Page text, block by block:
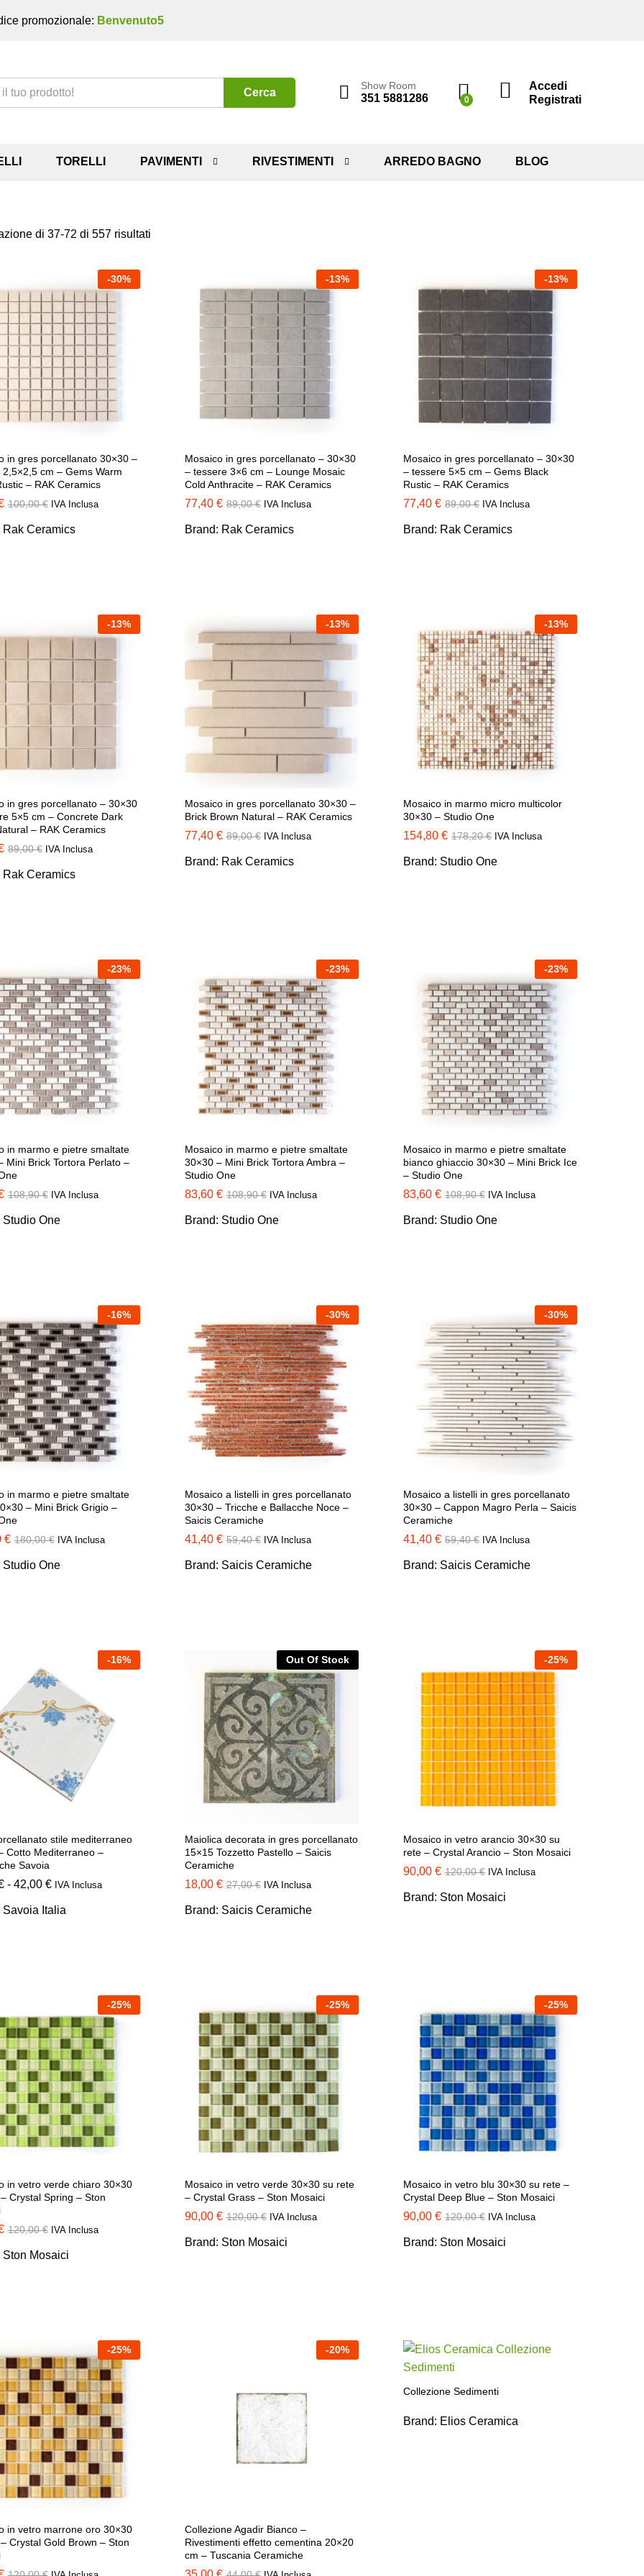
promozionale: Benvenuto5
Cerca
Show Room
351 5881286 0
Accedi
Registrati
TORELLI PAVIMENTI RIVESTIMENTI ARREDO BAGNO BLOG
di 37-72 di 557 risultati
-30%
in gres porcellanato 30×30 –
cm – Gems Warm
– RAK Ceramics
100,00€ IVA Inclusa
100,00€
Rak Ceramics
-13%
Mosaico in gres porcellanato – 30×30
– tessere 3×6 cm – Lounge Mosaic
Cold Anthracite – RAK Ceramics
77,40 € 89,00€ IVA Inclusa
77,40 € 89,00€
Brand: Rak Ceramics
-13%
Mosaico in gres porcellanato – 30×30
– tessere 5×5 cm – Gems Black
Rustic – RAK Ceramics
77,40 € 89,00€ IVA Inclusa
77,40 € 89,00€
Brand: Rak Ceramics
-13%
in gres porcellanato – 30×30
5×5 cm – Concrete Dark
– RAK Ceramics
89,00€ IVA Inclusa
89,00€
Rak Ceramics
-13%
Mosaico in gres porcellanato 30×30 –
Brick Brown Natural – RAK Ceramics
77,40 € 89,00€ IVA Inclusa
77,40 € 89,00€
Brand: Rak Ceramics
-13%
Mosaico in marmo micro multicolor
30×30 – Studio One
154,80 € 178,20€ IVA Inclusa
154,80 € 178,20€
Brand: Studio One
-23%
in marmo e pietre smaltate
Mini Brick Tortora Perlato –
108,90€ IVA Inclusa
108,90€
Studio One
-23%
Mosaico in marmo e pietre smaltate
30×30 – Mini Brick Tortora Ambra –
Studio One
83,60 € 108,90€ IVA Inclusa
83,60 € 108,90€
Brand: Studio One
-23%
Mosaico in marmo e pietre smaltate
bianco ghiaccio 30×30 – Mini Brick Ice
– Studio One
83,60 € 108,90€ IVA Inclusa
83,60 € 108,90€
Brand: Studio One
-16%
in marmo e pietre smaltate
– Mini Brick Grigio –
€ 180,00€ IVA Inclusa
€ 180,00€
Studio One
-30%
Mosaico a listelli in gres porcellanato
30×30 – Tricche e Ballacche Noce –
Saicis Ceramiche
41,40 € 59,40€ IVA Inclusa
41,40 € 59,40€
Brand: Saicis Ceramiche
-30%
Mosaico a listelli in gres porcellanato
30×30 – Cappon Magro Perla – Saicis
Ceramiche
41,40 € 59,40€ IVA Inclusa
41,40 € 59,40€
Brand: Saicis Ceramiche
-16%
stile mediterraneo
Cotto Mediterraneo –
Savoia
- 42,00 €Fascia
prezzo:
da
IVA Inclusa
42,00€
Savoia Italia
Out Of Stock
Maiolica decorata in gres porcellanato
15×15 Tozzetto Pastello – Saicis
Ceramiche
18,00 € 27,00€ IVA Inclusa
18,00 € 27,00€
Brand: Saicis Ceramiche
-25%
Mosaico in vetro arancio 30×30 su
rete – Crystal Arancio – Ston Mosaici
90,00 € 120,00€ IVA Inclusa
90,00 € 120,00€
Brand: Ston Mosaici
-25%
in vetro verde chiaro 30×30
Crystal Spring – Ston
120,00€ IVA Inclusa
120,00€
Ston Mosaici
-25%
Mosaico in vetro verde 30×30 su rete
– Crystal Grass – Ston Mosaici
90,00 € 120,00€ IVA Inclusa
90,00 € 120,00€
Brand: Ston Mosaici
-25%
Mosaico in vetro blu 30×30 su rete –
Crystal Deep Blue – Ston Mosaici
90,00 € 120,00€ IVA Inclusa
90,00 € 120,00€
Brand: Ston Mosaici
-25%
in vetro marrone oro 30×30
Crystal Gold Brown – Ston
-20%
Collezione Agadir Bianco –
Rivestimenti effetto cementina 20×20
cm – Tuscania Ceramiche
Collezione Sedimenti
Brand: Elios Ceramica